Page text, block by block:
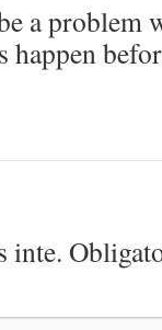
a problem
happen
inte.